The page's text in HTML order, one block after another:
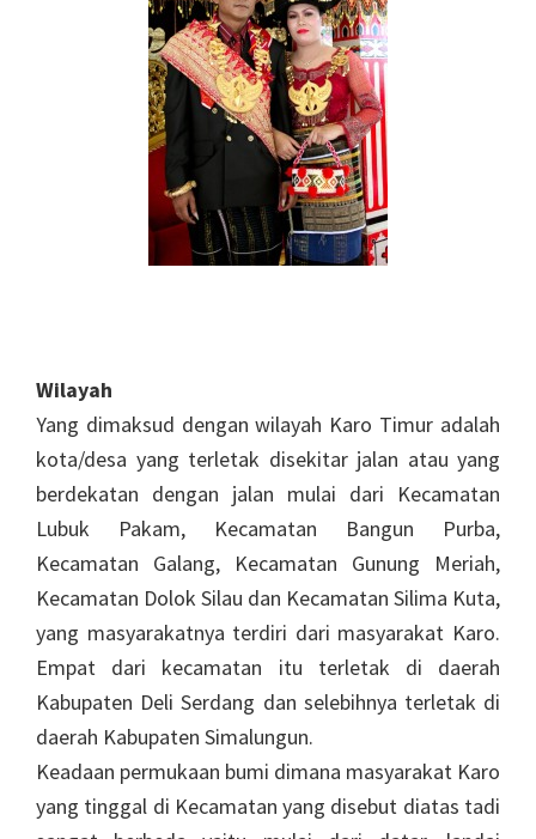
Wilayah
Yang dimaksud dengan wilayah Karo Timur adalah
kota/desa yang terletak disekitar jalan atau yang
berdekatan dengan jalan mulai dari Kecamatan
Lubuk Pakam, Kecamatan Bangun Purba,
Kecamatan Galang, Kecamatan Gunung Meriah,
Kecamatan Dolok Silau dan Kecamatan Silima Kuta,
yang masyarakatnya terdiri dari masyarakat Karo.
Empat dari kecamatan itu terletak di daerah
Kabupaten Deli Serdang dan selebihnya terletak di
daerah Kabupaten Simalungun.
Keadaan permukaan bumi dimana masyarakat Karo
yang tinggal di Kecamatan yang disebut diatas tadi